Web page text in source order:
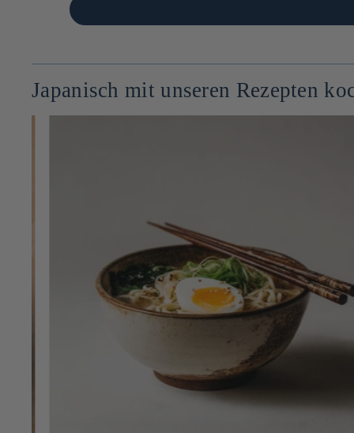
Japanisch mit unseren Rezepten